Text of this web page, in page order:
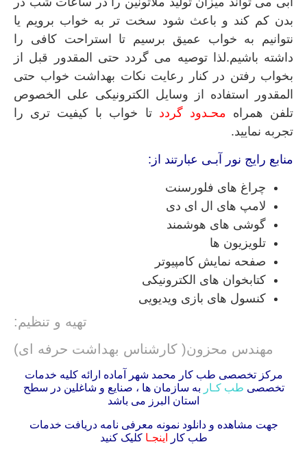
بدن کم کند و باعث شود سخت تر به خواب برویم یا
نتوانیم به خواب عمیق برسیم تا استراحت کافی را
داشته باشیم.لذا توصیه می گردد حتی المقدور قبل از
بخواب رفتن در کنار رعایت نکات بهداشت خواب حتی
المقدور استفاده از وسایل الکترونیکی علی الخصوص
تلفن همراه محـدود گردد تا خواب با کیفیت تری را
تجربه نمایید.
منابع رایج نور آبـی عبارتند از:
چراغ های فلورسنت
لامپ های ال ای دی
گوشی های هوشمند
تلویزیون ها
صفحه نمایش کامپیوتر
کتابخوان های الکترونیکی
کنسول های بازی ویدیویی
تهیه و تنظیم:
مهندس محزون( کارشناس بهداشت حرفه ای)
مرکز تخصصی طب کار محمد شهر آماده ارائه کلیه خدمات
تخصصی طب کـار به سازمان ها ، صنایع و شاغلین در سطح
استان البرز می باشد
جهت مشاهده و دانلود نمونه معرفی نامه دریافت خدمات
طب کار
اینجـا کلیک کنید